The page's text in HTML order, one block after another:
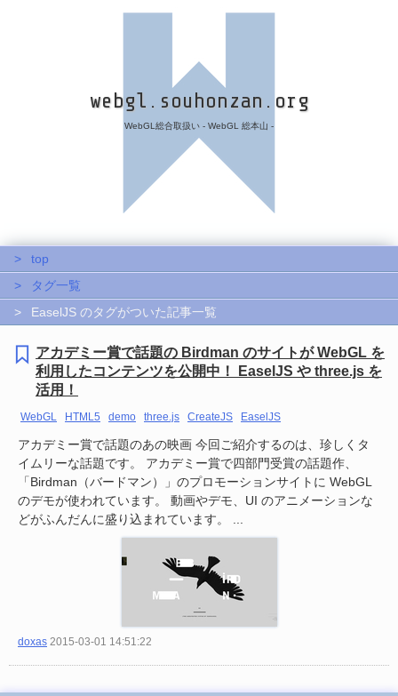
webgl.souhonzan.org
WebGL総合取扱い - WebGL 総本山 -
top
タグ一覧
EaselJS のタグがついた記事一覧
アカデミー賞で話題の Birdman のサイトが WebGL を
利用したコンテンツを公開中！ EaselJS や three.js を
活用！
WebGL HTML5 demo three.js CreateJS EaselJS
アカデミー賞で話題のあの映画 今回ご紹介するのは、珍しくタ
イムリーな話題です。 アカデミー賞で四部門受賞の話題作、
「Birdman（バードマン）」のプロモーションサイトに WebGL
のデモが使われています。 動画やデモ、UI のアニメーションな
どがふんだんに盛り込まれています。 ...
doxas 2015-03-01 14:51:22